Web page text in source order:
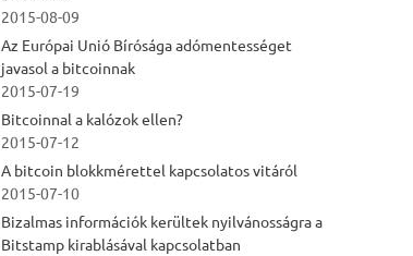
2015-08-09
Az Európai Unió Bírósága adómentességet
javasol a bitcoinnak
2015-07-19
Bitcoinnal a kalózok ellen?
2015-07-12
A bitcoin blokkmérettel kapcsolatos vitáról
2015-07-10
Bizalmas információk kerültek nyilvánosságra a
Bitstamp kirablásával kapcsolatban